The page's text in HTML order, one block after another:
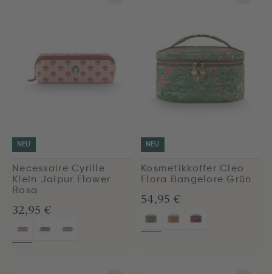
NEU
Necessaire Cyrille
Klein Jaipur Flower
Rosa
32,95 €
NEU
Kosmetikkoffer Cleo
Flora Bangelore Grün
54,95 €